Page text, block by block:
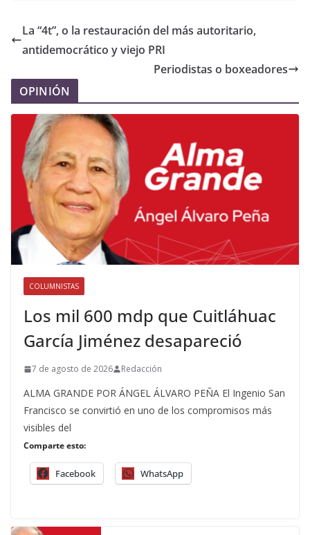
La “4t”, o la restauración del más autoritario,
antidemocrático y viejo PRI
Periodistas o boxeadores
OPINIÓN
COLUMNISTAS
Los mil 600 mdp que Cuitláhuac
García Jiménez desapareció
7 de agosto de 2026 Redacción
ALMA GRANDE POR ÁNGEL ÁLVARO PEÑA El Ingenio San
Francisco se convirtió en uno de los compromisos más
visibles del
Comparte esto:
Facebook WhatsApp